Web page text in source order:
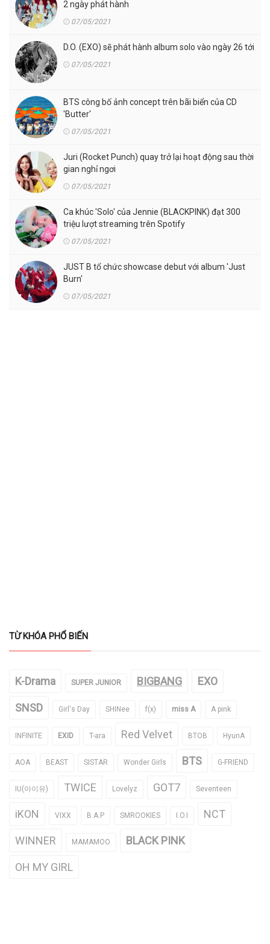
2 ngày phát hành
07/05/2021
D.O. (EXO) sẽ phát hành album solo vào ngày 26 tới
07/05/2021
BTS công bố ảnh concept trên bãi biển của CD
'Butter'
07/05/2021
Juri (Rocket Punch) quay trở lại hoạt động sau thời
gian nghỉ ngơi
07/05/2021
Ca khúc 'Solo' của Jennie (BLACKPINK) đạt 300
triệu lượt streaming trên Spotify
07/05/2021
JUST B tổ chức showcase debut với album 'Just
Burn'
07/05/2021
TỪ KHÓA PHỔ BIẾN
K-Drama SUPER JUNIOR BIGBANG EXO
SNSD Girl's Day SHINee f(x) miss A A pink
INFINITE EXID T-ara Red Velvet BTOB HyunA
AOA BEAST SISTAR Wonder Girls BTS G-FRIEND
IU(아이유) TWICE Lovelyz GOT7 Seventeen
iKON VIXX B.A.P SMROOKIES I.O.I NCT
WINNER MAMAMOO BLACK PINK
OH MY GIRL